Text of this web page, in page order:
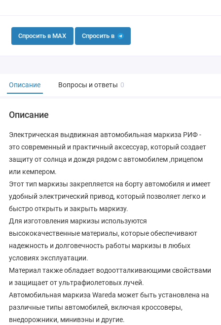
Спросить в MAX Спросить в
Описание Вопросы и ответы 0
Описание
Электрическая выдвижная автомобильная маркиза РИФ -
это современный и практичный аксессуар, который создает
защиту от солнца и дождя рядом с автомобилем ,прицепом
или кемпером.
Этот тип маркизы закрепляется на борту автомобиля и имеет
удобный электрический привод, который позволяет легко и
быстро открыть и закрыть маркизу.
Для изготовления маркизы используются
высококачественные материалы, которые обеспечивают
надежность и долговечность работы маркизы в любых
условиях эксплуатации.
Материал также обладает водоотталкивающими свойствами
и защищает от ультрафиолетовых лучей.
Автомобильная маркиза Wareda может быть установлена на
различные типы автомобилей, включая кроссоверы,
внедорожники, минивэны и другие.